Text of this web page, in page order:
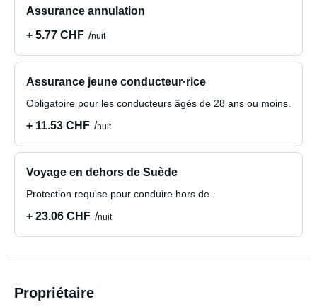
Assurance annulation
+ 5.77 CHF
nuit
Assurance jeune conducteur·rice
Obligatoire pour les conducteurs âgés de 28 ans ou moins.
+ 11.53 CHF nuit
Voyage en dehors de Suède
Protection requise pour conduire hors de .
+ 23.06 CHF nuit
Propriétaire